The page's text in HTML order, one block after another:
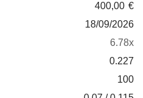
400,00 €
18/09/2026
6.78x
0.227
100